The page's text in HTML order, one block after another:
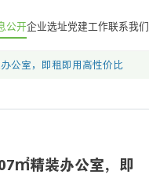
公开企业选址党建工作联系我们
公室，即租即用高性价比
㎡精装办公室，即